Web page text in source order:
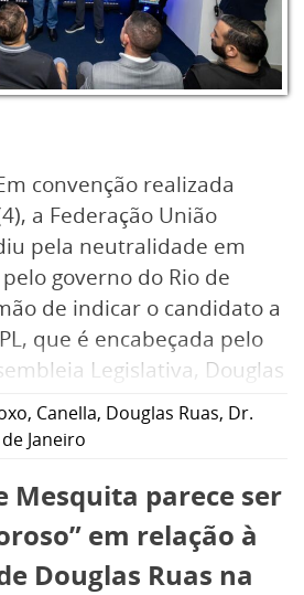
convenção realizada
a Federação União
pela neutralidade em
governo do Rio de
de indicar o candidato a
que é encabeçada pelo
Legislativa, Douglas
candidato ao senado.
, Canella, Douglas Ruas, Dr.
Janeiro
Mesquita parece ser
em relação à
Douglas Ruas na